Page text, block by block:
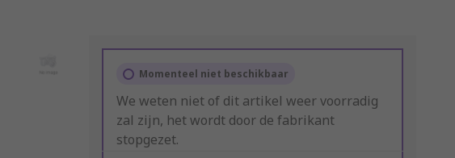
Momenteel niet beschikbaar
We weten niet of dit artikel weer voorradig
zal zijn, het wordt door de fabrikant
stopgezet.